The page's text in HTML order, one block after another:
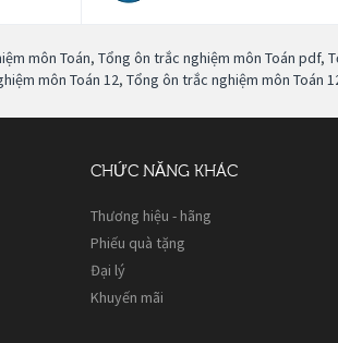
môn Toán, Tổng ôn trắc nghiệm môn Toán pdf,
môn Toán 12, Tổng ôn trắc nghiệm môn Toán
CHỨC NĂNG KHÁC
Thương hiệu - hãng
Phiếu quà tặng
Đại lý
Khuyến mãi